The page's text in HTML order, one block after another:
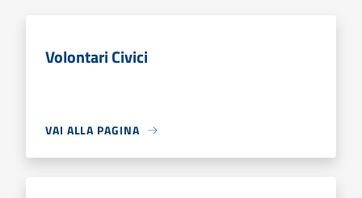
Volontari Civici
VAI ALLA PAGINA